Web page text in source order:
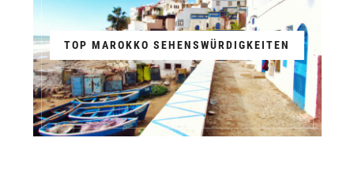
TOP MAROKKO SEHENSWÜRDIGKEITEN